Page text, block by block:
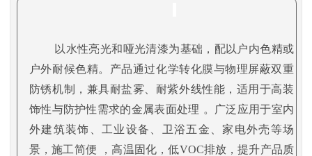
以水性亮光和哑光清漆为基础，配以户内色精或
户外耐候色精。产品通过化学转化膜与物理屏蔽双重
防锈机制，兼具耐盐雾、耐紫外线性能，适用于高装
饰性与防护性需求的金属表面处理 。
广泛应用于室内
外建筑装饰、工业设备、卫浴五金、家电外壳等场
景，施工简便
，高温固化，低VOC排放，提升产品质